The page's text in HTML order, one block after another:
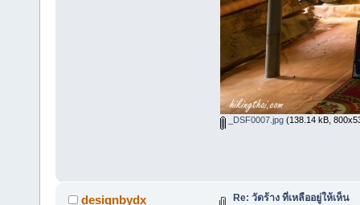
_DSF0007.jpg(138.14 kB,
designbydx Re: วัดร้าง ที่เหลืออยู่ให้เห็น